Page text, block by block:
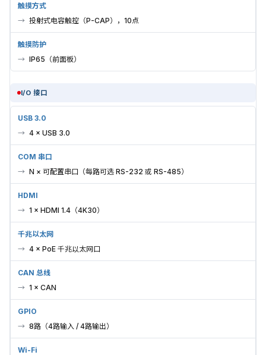
触摸方式
投射式电容触控（P-CAP），10点
触摸防护
IP65（前面板）
I/O 接口
USB 3.0
4 × USB 3.0
COM 串口
N × 可配置串口（每路可选 RS-232 或 RS-485）
HDMI
1 × HDMI 1.4（4K30）
千兆以太网
4 × PoE 千兆以太网口
CAN 总线
1 × CAN
GPIO
8路（4路输入 / 4路输出）
Wi-Fi